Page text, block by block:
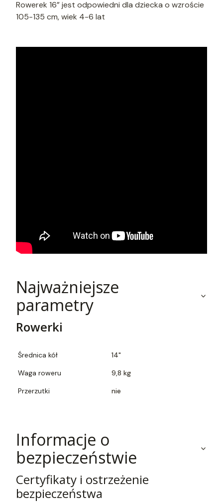
Rowerek 16” jest odpowiedni dla dziecka o wzroście
105-135 cm, wiek 4-6 lat
Najważniejsze
parametry
Rowerki
Średnica kół
14"
Waga roweru
9,8 kg
Przerzutki
nie
Informacje o
bezpieczeństwie
Certyfikaty i ostrzeżenie
bezpieczeństwa